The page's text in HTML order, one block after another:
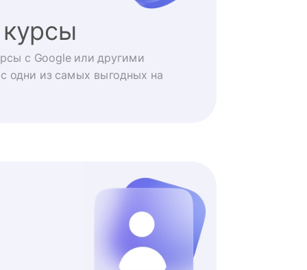
с Google или другими
одни из самых выгодных на